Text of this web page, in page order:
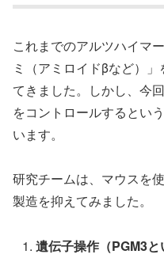
これまでのアルツハイマ
ミ（アミロイドβなど）
てきました。しかし、今
をコントロールするとい
います。
研究チームは、マウスを
製造を抑えてみました。
遺伝子操作（PGM3と